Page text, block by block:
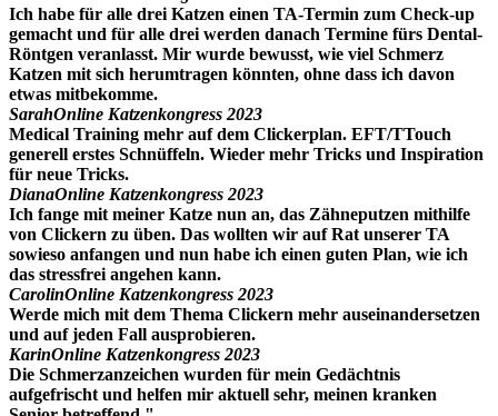
Ich habe für alle drei Katzen einen TA-Termin zum Check-up
gemacht und für alle drei werden danach Termine fürs Dental-
Röntgen veranlasst. Mir wurde bewusst, wie viel Schmerz
Katzen mit sich herumtragen könnten, ohne dass ich davon
etwas mitbekomme.
SarahOnline Katzenkongress 2023
Medical Training mehr auf dem Clickerplan. EFT/TTouch
generell erstes Schnüffeln. Wieder mehr Tricks und Inspiration
für neue Tricks.
DianaOnline Katzenkongress 2023
Ich fange mit meiner Katze nun an, das Zähneputzen mithilfe
von Clickern zu üben. Das wollten wir auf Rat unserer TA
sowieso anfangen und nun habe ich einen guten Plan, wie ich
das stressfrei angehen kann.
CarolinOnline Katzenkongress 2023
Werde mich mit dem Thema Clickern mehr auseinandersetzen
und auf jeden Fall ausprobieren.
KarinOnline Katzenkongress 2023
Die Schmerzanzeichen wurden für mein Gedächtnis
aufgefrischt und helfen mir aktuell sehr, meinen kranken